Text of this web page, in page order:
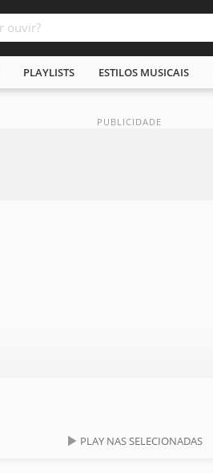
PLAYLISTS ESTILOS MUSICAIS
PLAY NAS SELECIONADAS